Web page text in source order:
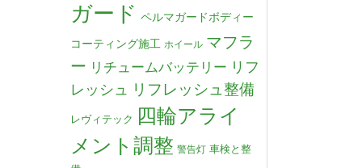
ガード ペルマガードボディー
コーティング施工 ホイール マフラ
ー リチュームバッテリー リフ
レッシュ
リフレッシュ整備
レヴィテック 四輪アライ
メント調整 警告灯 車検と整